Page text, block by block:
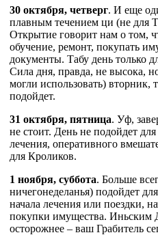
30 октября, четверг. И еще
плавным течением ци (не для
Открытие говорит нам о том,
обучение, ремонт, покупать
документы. Табу день только
Сила дня, правда, не высока,
могли использовать) вторник,
подойдет.
31 октября, пятница. Уф,
не стоит. День не подойдет
лечения, оперативного
для Кроликов.
1 ноября, суббота. Больше
ничегонеделанья) подойдет
начала лечения или поездки,
покупки имущества. Иньским
осторожнее – ваш Грабитель